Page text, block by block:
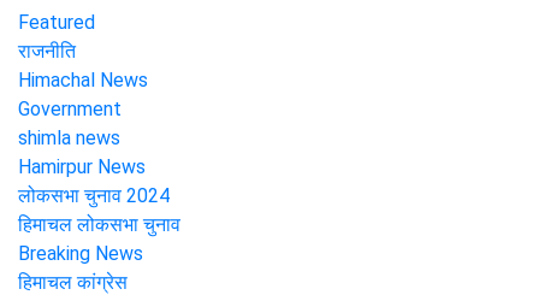
Featured
राजनीति
Himachal News
Government
shimla news
Hamirpur News
लोकसभा चुनाव 2024
हिमाचल लोकसभा चुनाव
Breaking News
हिमाचल कांग्रेस